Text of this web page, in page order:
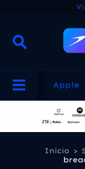
Apple
Início >